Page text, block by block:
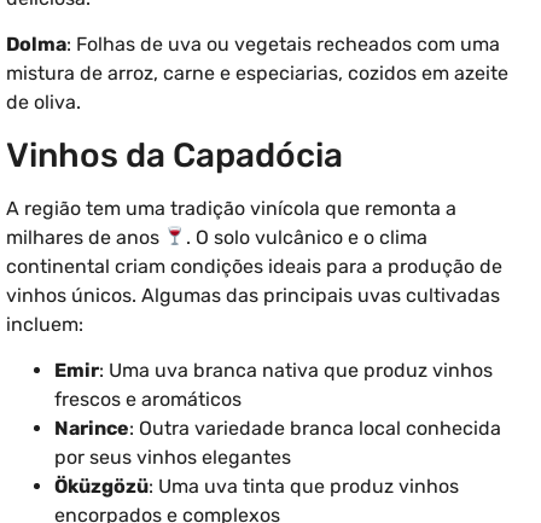
Dolma: Folhas de uva ou vegetais recheados com uma
mistura de arroz, carne e especiarias, cozidos em azeite
de oliva.
Vinhos da Capadócia
A região tem uma tradição vinícola que remonta a
milhares de anos
. O solo vulcânico e o clima
continental criam condições ideais para a produção de
vinhos únicos. Algumas das principais uvas cultivadas
incluem:
Emir: Uma uva branca nativa que produz vinhos
frescos e aromáticos
Narince: Outra variedade branca local conhecida
por seus vinhos elegantes
Öküzgözü: Uma uva tinta que produz vinhos
encorpados e complexos